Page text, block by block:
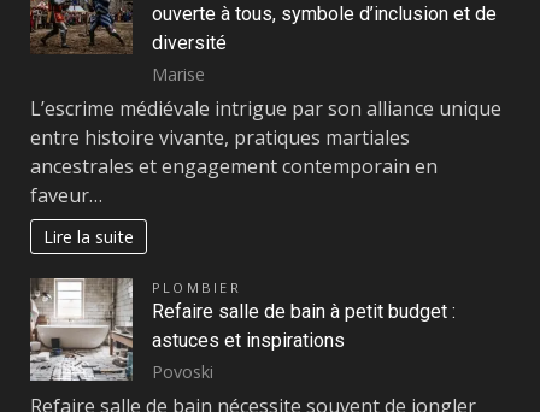
ouverte à tous, symbole d’inclusion et de
diversité
Marise
L’escrime médiévale intrigue par son alliance unique
entre histoire vivante, pratiques martiales
ancestrales et engagement contemporain en
faveur…
Lire la suite
PLOMBIER
Refaire salle de bain à petit budget :
astuces et inspirations
Povoski
Refaire salle de bain nécessite souvent de jongler